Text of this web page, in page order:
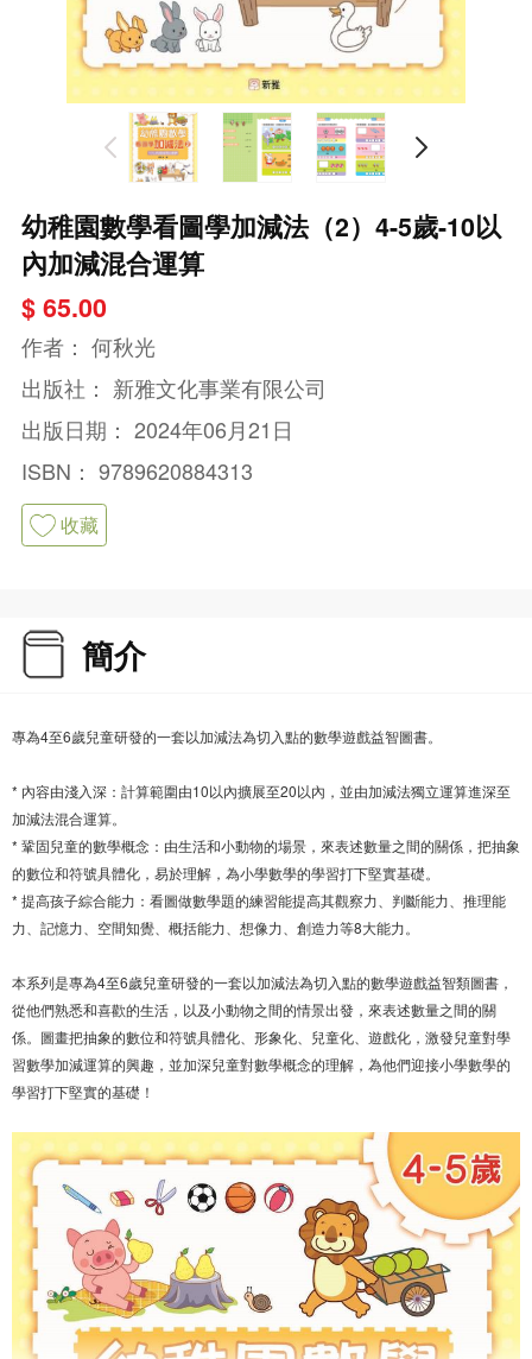
幼稚園數學看圖學加減法（2）4-5歲-10以
內加減混合運算
$ 65.00
作者： 何秋光
出版社： 新雅文化事業有限公司
出版日期： 2024年06月21日
ISBN： 9789620884313
收藏
簡介
專為4至6歲兒童研發的一套以加減法為切入點的數學遊戲益智圖書。
* 內容由淺入深：計算範圍由10以內擴展至20以內，並由加減法獨立運算進深至
加減法混合運算。
* 鞏固兒童的數學概念：由生活和小動物的場景，來表述數量之間的關係，把抽象
的數位和符號具體化，易於理解，為小學數學的學習打下堅實基礎。
* 提高孩子綜合能力：看圖做數學題的練習能提高其觀察力、判斷能力、推理能
力、記憶力、空間知覺、概括能力、想像力、創造力等8大能力。
本系列是專為4至6歲兒童研發的一套以加減法為切入點的數學遊戲益智類圖書，
從他們熟悉和喜歡的生活，以及小動物之間的情景出發，來表述數量之間的關
係。圖畫把抽象的數位和符號具體化、形象化、兒童化、遊戲化，激發兒童對學
習數學加減運算的興趣，並加深兒童對數學概念的理解，為他們迎接小學數學的
學習打下堅實的基礎！